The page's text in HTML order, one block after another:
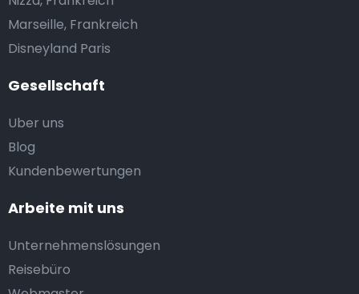
Gesellschaft
Uber uns
Blog
Kundenbewertungen
Arbeite mit uns
Unternehmenslösungen
Reisebüro
Marseille, Frankreich
Disneyland Paris